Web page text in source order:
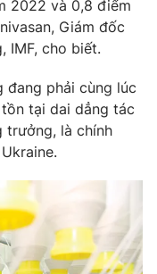
2022 và 0,8 điểm
Giám đốc
IMF, cho biết.
đang phải cùng lúc
tại dai dẳng tác
trưởng, là chính